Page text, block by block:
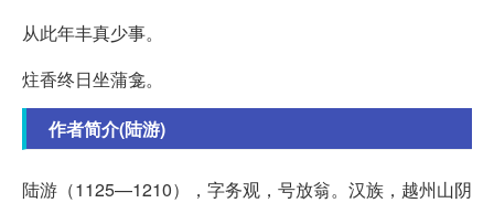
从此年丰真少事。
炷香终日坐蒲龛。
作者简介(陆游)
陆游（1125—1210），字务观，号放翁。汉族，越州山阴